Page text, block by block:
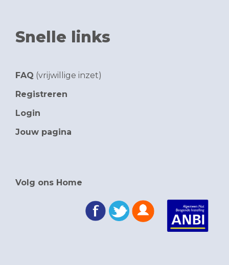
Snelle links
FAQ (vrijwillige inzet)
Registreren
Login
Jouw pagina
Volg ons Home